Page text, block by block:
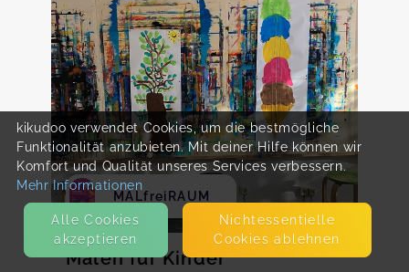
MALfreiRAUM
Malen für Kinder
kikudoo verwendet Cookies, um die bestmögliche
Funktionalität anzubieten. Mit deiner Hilfe können wir
Komfort und Qualität unseres Services verbessern.
Mehr Informationen
Alle Cookies
akzeptieren
Nicht­essentielle
Cookies ablehnen